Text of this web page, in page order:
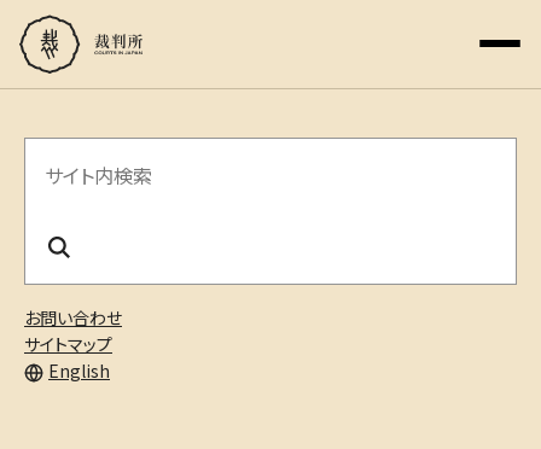
お問い合わせ
サイトマップ
English
サ
内
検
索